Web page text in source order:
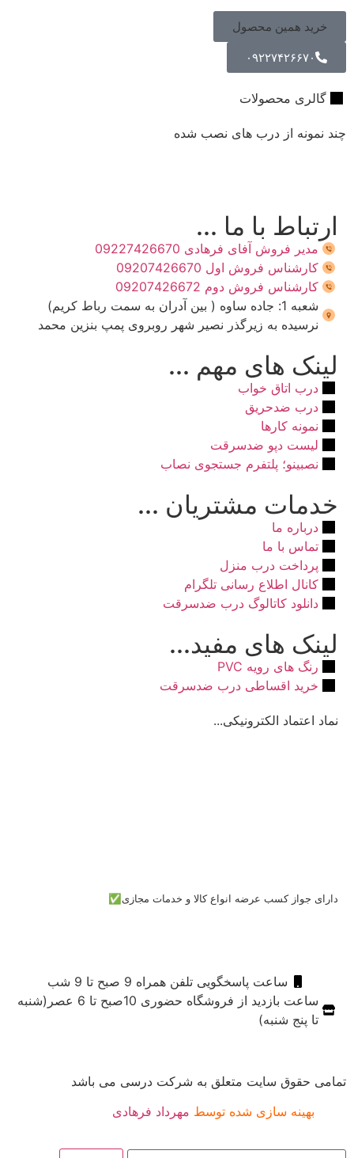
خرید همین محصول
۰۹۲۲۷۴۲۶۶۷۰
گالری محصولات
چند نمونه از درب های نصب شده
ارتباط با ما ...
مدیر فروش آفای فرهادی 09227426670
کارشناس فروش اول 09207426670
کارشناس فروش دوم 09207426672
شعبه 1: جاده ساوه ( بین آدران به سمت رباط کریم)
نرسیده به زیرگذر نصیر شهر روبروی پمپ بنزین محمد
لینک های مهم ...
درب اتاق خواب
درب ضدحریق
نمونه کارها
لیست دپو ضدسرقت
نصبینو؛ پلتفرم جستجوی نصاب
خدمات مشتریان ...
درباره ما
تماس با ما
پرداخت درب منزل
کانال اطلاع رسانی تلگرام
دانلود کاتالوگ درب ضدسرقت
لینک های مفید...
رنگ های رویه PVC
خرید اقساطی درب ضدسرقت
نماد اعتماد الکترونیکی...
دارای جواز کسب عرضه انواع کالا و خدمات مجازی✅
ساعت پاسخگویی تلفن همراه 9 صبح تا 9 شب
ساعت بازدید از فروشگاه حضوری 10صبح تا 6 عصر(شنبه
تا پنج شنبه)
تمامی حقوق سایت متعلق به شرکت درسی می باشد
بهینه سازی شده توسط مهرداد فرهادی